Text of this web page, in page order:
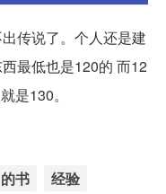
传说了。个人还是建
最低也是120的 而12
是130。
的书 经验